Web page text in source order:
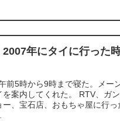
2007年にタイに行った
案内してくれた。 RTV、ガン
、宝石店、おもちゃ屋に行